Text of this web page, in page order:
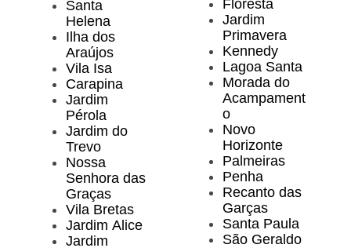
Santa
Helena
Ilha dos
Araújos
Vila Isa
Carapina
Jardim
Pérola
Jardim do
Trevo
Nossa
Senhora das
Graças
Vila Bretas
Jardim Alice
Jardim
Floresta
Jardim
Primavera
Kennedy
Lagoa Santa
Morada do
Acampament
o
Novo
Horizonte
Palmeiras
Penha
Recanto das
Garças
Santa Paula
São Geraldo